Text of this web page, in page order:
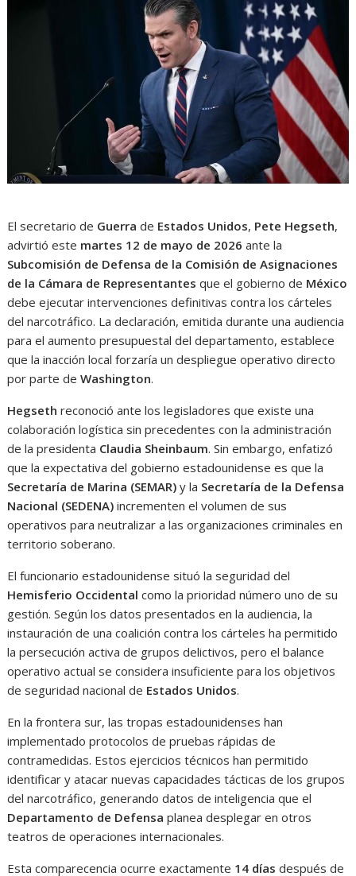
El secretario de Guerra de Estados Unidos, Pete Hegseth,
advirtió este martes 12 de mayo de 2026 ante la
Subcomisión de Defensa de la Comisión de Asignaciones
de la Cámara de Representantes que el gobierno de México
debe ejecutar intervenciones definitivas contra los cárteles
del narcotráfico. La declaración, emitida durante una audiencia
para el aumento presupuestal del departamento, establece
que la inacción local forzaría un despliegue operativo directo
por parte deWashington.
Hegseth reconoció ante los legisladores que existe una
colaboración logística sin precedentes con la administración
de la presidenta Claudia Sheinbaum. Sin embargo, enfatizó
que la expectativa del gobierno estadounidense es que la
Secretaría de Marina (SEMAR) y la Secretaría de la Defensa
Nacional (SEDENA) incrementen el volumen de sus
operativos para neutralizar a las organizaciones criminales en
territorio soberano.
El funcionario estadounidense situó la seguridad del
Hemisferio Occidental como la prioridad número uno de su
gestión. Según los datos presentados en la audiencia, la
instauración de una coalición contra los cárteles ha permitido
la persecución activa de grupos delictivos, pero el balance
operativo actual se considera insuficiente para los objetivos
de seguridad nacional de Estados Unidos.
En la frontera sur, las tropas estadounidenses han
implementado protocolos de pruebas rápidas de
contramedidas. Estos ejercicios técnicos han permitido
identificar y atacar nuevas capacidades tácticas de los grupos
del narcotráfico, generando datos de inteligencia que el
Departamento de Defensa planea desplegar en otros
teatros de operaciones internacionales.
Esta comparecencia ocurre exactamente 14 días después de